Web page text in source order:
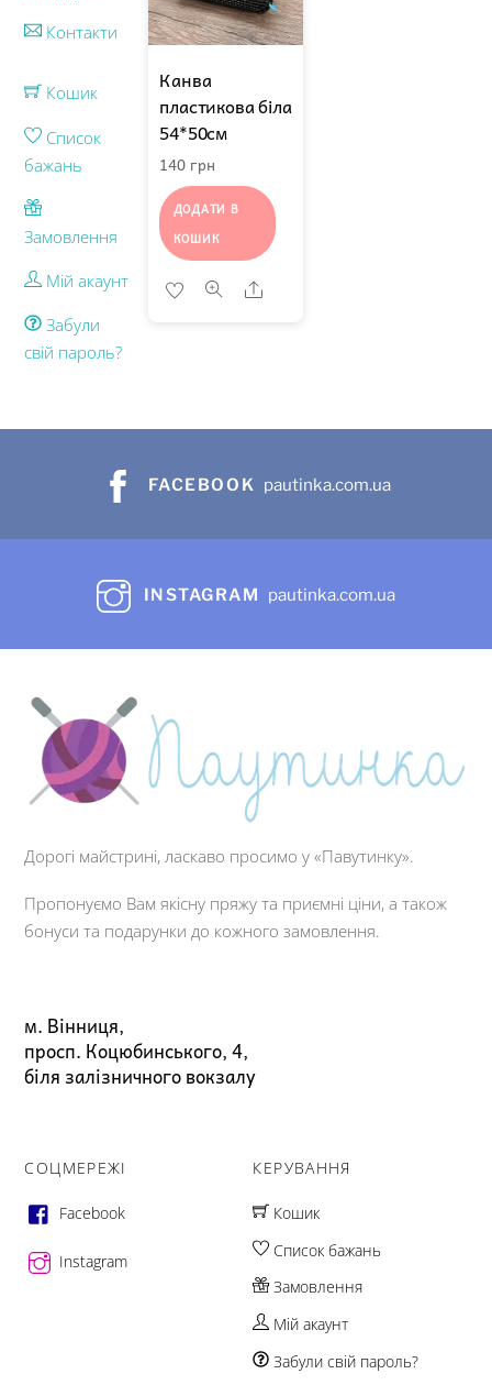
Канва
пластикова біла
54*50см
140 грн
ДОДАТИ В
КОШИК
Share
Контакти
Кошик
Список
бажань
Замовлення
Мій акаунт
Забули
свій пароль?
FACEBOOK pautinka.com.ua
INSTAGRAM pautinka.com.ua
Дорогі майстрині, ласкаво просимо у «Павутинку».
Пропонуємо Вам якісну пряжу та приємні ціни, а також
бонуси та подарунки до кожного замовлення.
м. Вінниця,
просп. Коцюбинського, 4,
біля залізничного вокзалу
СОЦМЕРЕЖІ
Facebook
Instagram
КЕРУВАННЯ
Кошик
Список бажань
Замовлення
Мій акаунт
Забули свій пароль?